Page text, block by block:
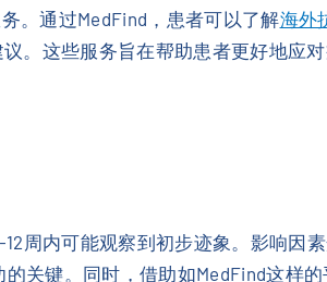
。通过MedFind，患者可以了解海外
。这些服务旨在帮助患者更好地应
周内可能观察到初步迹象。影响因
关键。同时，借助如MedFind这样的